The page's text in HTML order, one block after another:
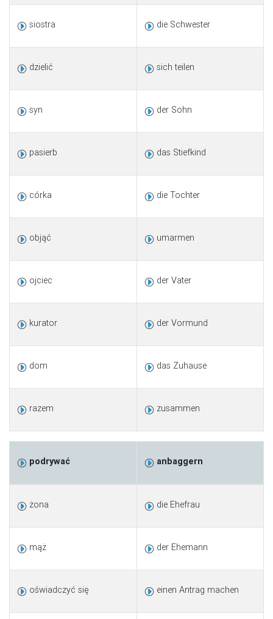
siostra die Schwester
dzielić sich teilen
syn der Sohn
pasierb das Stiefkind
córka die Tochter
objąć umarmen
ojciec der Vater
kurator der Vormund
dom das Zuhause
razem zusammen
podrywać anbaggern
żona die Ehefrau
mąż der Ehemann
oświadczyć się einen Antrag machen